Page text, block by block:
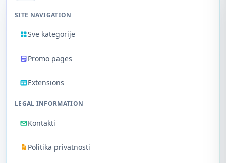
SITE NAVIGATION
Sve kategorije
Promo pages
Extensions
LEGAL INFORMATION
Kontakti
Politika privatnosti